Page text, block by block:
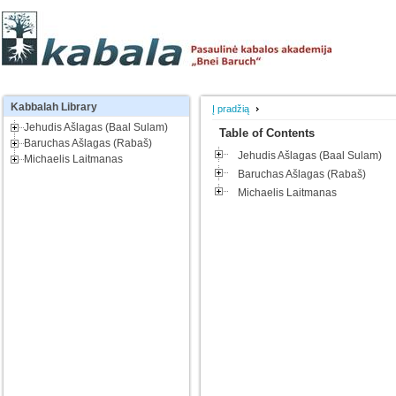
Į pradžią
Table of Contents
Jehudis Ašlagas (Baal Sulam)
Baruchas Ašlagas (Rabaš)
Michaelis Laitmanas
Kabbalah Library
Jehudis Ašlagas (Baal Sulam)
Baruchas Ašlagas (Rabaš)
Michaelis Laitmanas